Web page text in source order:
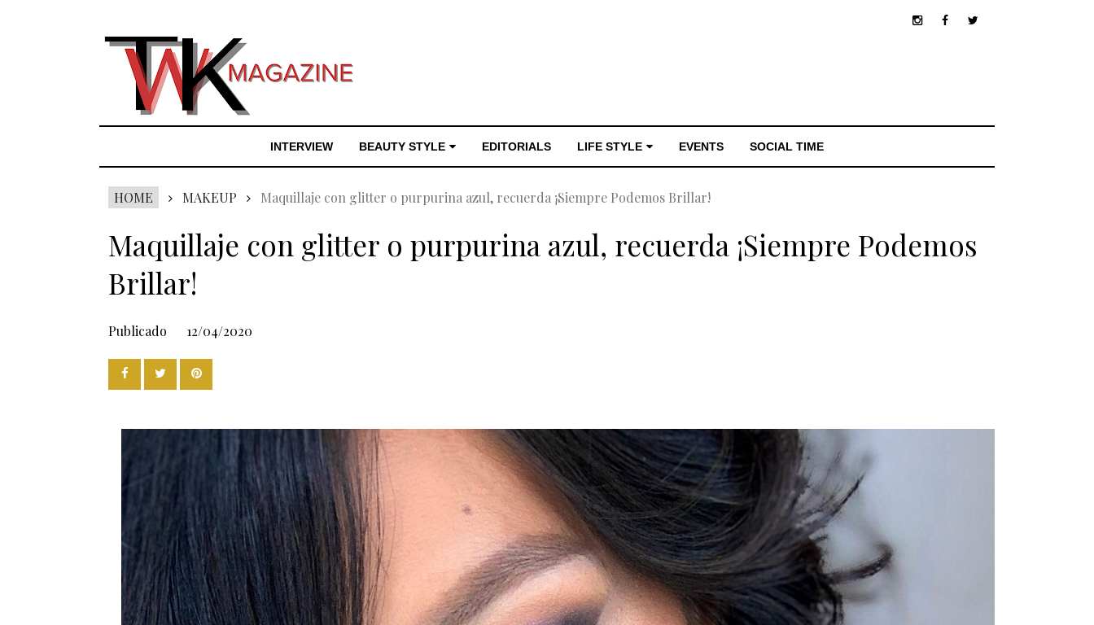
INTERVIEW BEAUTY STYLE EDITORIALS LIFE STYLE EVENTS SOCIAL TIME
HOME MAKEUP Maquillaje con glitter o purpurina azul, recuerda ¡Siempre Podemos Brillar!
Maquillaje con glitter o purpurina azul, recuerda ¡Siempre Podemos
Brillar!
Publicado 12/04/2020